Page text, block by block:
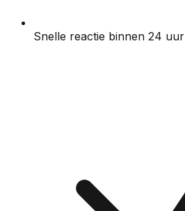
Snelle reactie binnen 24 uur